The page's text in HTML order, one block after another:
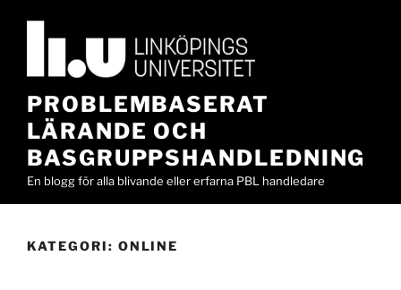
PROBLEMBASERAT
LÄRANDE OCH
BASGRUPPSHANDLEDNING
En blogg för alla blivande eller erfarna PBL handledare
KATEGORI: ONLINE